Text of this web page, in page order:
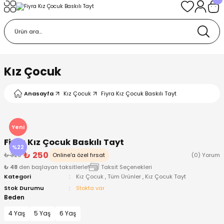
Kız Çocuk
Anasayfa Kız Çocuk Fiyra Kız Çocuk Baskılı Tayt
Yeni
%22
Fiyra Kız Çocuk Baskılı Tayt
₺ 320 ₺ 250 Online'a özel fırsat
(0) Yorum
₺ 48 den başlayan taksitlerle!
Taksit Seçenekleri
Kategori
Kız Çocuk ,Tüm Ürünler , Kız Çocuk Tayt
Stok Durumu
Stokta var
Beden
4 Yaş
5 Yaş
6 Yaş
Giyim
Bere ve Eldiven
Body
Bere ve Eldiven
Body
ve Patik
Çıkışı ve Zıbın Seti
Ürünleri